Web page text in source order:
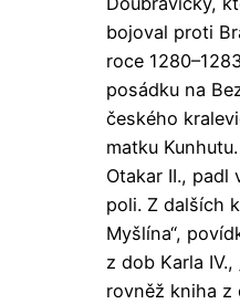
bojoval proti
roce
posádku na
českého
matku
Otakar II., padl
poli. Z dalších
Myšlína“,
z dob Karla IV.,
rovněž kniha z